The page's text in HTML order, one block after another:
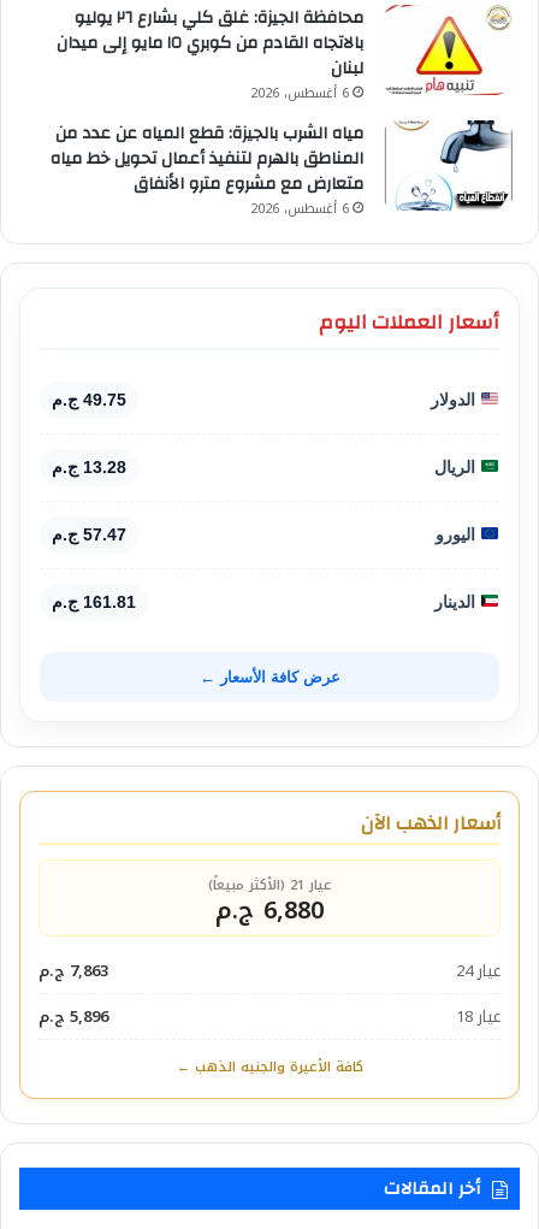
محافظة الجيزة: غلق كلي بشارع ٢٦ يوليو
بالاتجاه القادم من كوبري ١٥ مايو إلى ميدان
لبنان
6 أغسطس، 2026
مياه الشرب بالجيزة: قطع المياه عن عدد من
المناطق بالهرم لتنفيذ أعمال تحويل خط مياه
متعارض مع مشروع مترو الأنفاق
6 أغسطس، 2026
أسعار العملات اليوم
الدولار 49.75 ج.م
الريال 13.28 ج.م
اليورو 57.47 ج.م
الدينار 161.81 ج.م
عرض كافة الأسعار ←
أسعار الذهب الآن
عيار 21 (الأكثر مبيعاً)
6,880 ج.م
عيار 24
7,863 ج.م
عيار 18
5,896 ج.م
كافة الأعيرة والجنيه الذهب ←
أخر المقالات